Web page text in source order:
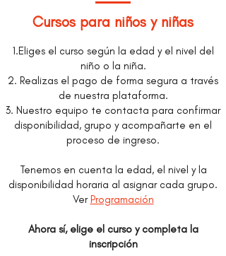
Cursos para niños y niñas
1.Eliges el curso según la edad y el nivel del
niño o la niña.
2. Realizas el pago de forma segura a través
de nuestra plataforma.
3. Nuestro equipo te contacta para confirmar
disponibilidad, grupo y acompañarte en el
proceso de ingreso.
Tenemos en cuenta la edad, el nivel y la
disponibilidad horaria al asignar cada grupo.
VerProgramación
Ahora sí, elige el curso y completa la
inscripción